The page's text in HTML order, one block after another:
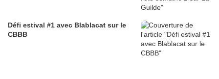
Défi estival #1 avec Blablacat sur le
CBBB